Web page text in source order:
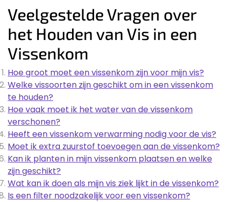
Veelgestelde Vragen over
het Houden van Vis in een
Vissenkom
Hoe groot moet een vissenkom zijn voor mijn vis?
Welke vissoorten zijn geschikt om in een vissenkom
te houden?
Hoe vaak moet ik het water van de vissenkom
verschonen?
Heeft een vissenkom verwarming nodig voor de vis?
Moet ik extra zuurstof toevoegen aan de vissenkom?
Kan ik planten in mijn vissenkom plaatsen en welke
zijn geschikt?
Wat kan ik doen als mijn vis ziek lijkt in de vissenkom?
Is een filter noodzakelijk voor een vissenkom?